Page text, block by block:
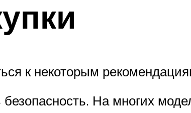
к некоторым
На многих